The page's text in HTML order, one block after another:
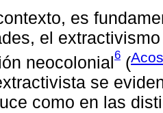
es
el
neocolonial6 (
se
como en las